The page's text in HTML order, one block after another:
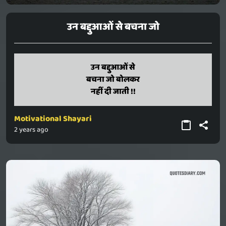
उन बद्दुआओं से बचना जो
उन बद्दुआओं से
बचना जो बोलकर
नहीं दी जाती !!
un badduaon se
bachana jo bolakar
nahin di jaati !!
Motivational Shayari
2 years ago